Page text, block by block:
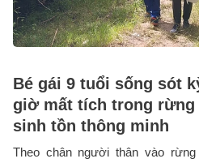
Bé gái 9 tuổi sống sót
giờ mất tích trong rừng
sinh tồn thông minh
Theo chân người thân vào